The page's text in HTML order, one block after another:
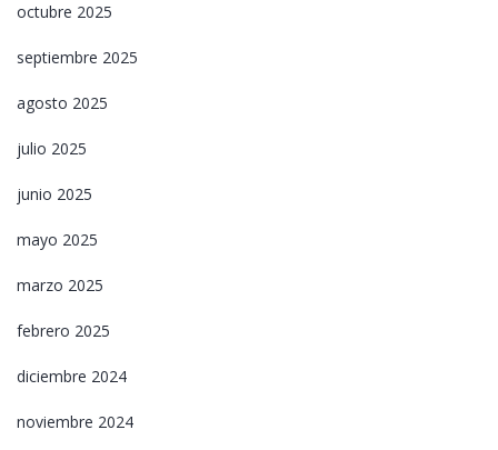
octubre 2025
septiembre 2025
agosto 2025
julio 2025
junio 2025
mayo 2025
marzo 2025
febrero 2025
diciembre 2024
noviembre 2024